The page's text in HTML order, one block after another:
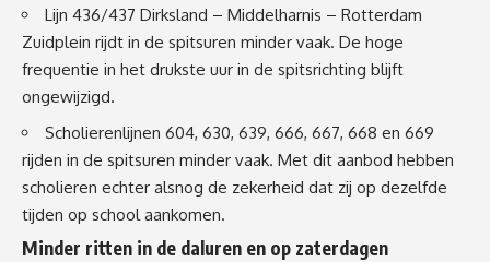
Lijn 436/437 Dirksland – Middelharnis – Rotterdam
Zuidplein rijdt in de spitsuren minder vaak. De hoge
frequentie in het drukste uur in de spitsrichting blijft
ongewijzigd.
Scholierenlijnen 604, 630, 639, 666, 667, 668 en 669
rijden in de spitsuren minder vaak. Met dit aanbod hebben
scholieren echter alsnog de zekerheid dat zij op dezelfde
tijden op school aankomen.
Minder ritten in de daluren en op zaterdagen